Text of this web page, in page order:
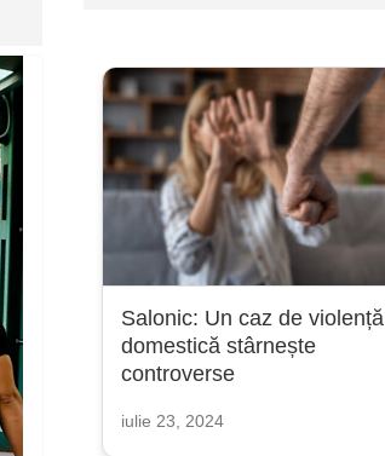
Salonic: Un caz de violență
domestică stârnește
controverse
iulie 23, 2024